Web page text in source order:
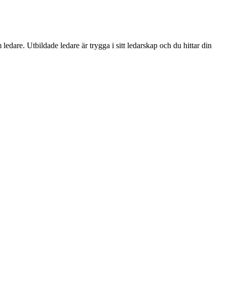
Utbildade ledare är trygga i sitt ledarskap och du hittar din